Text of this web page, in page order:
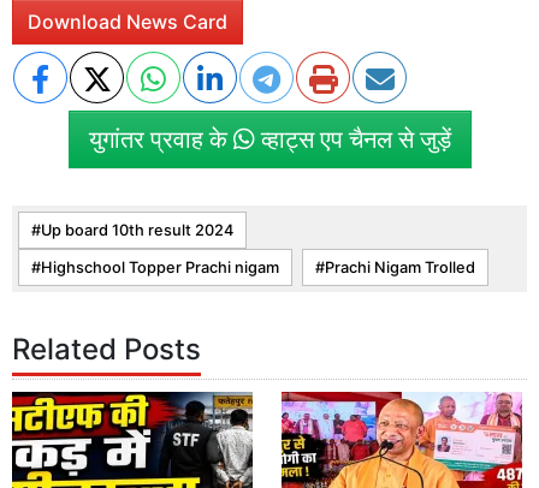
Download News Card
युगांतर प्रवाह के व्हाट्स एप चैनल से जुड़ें
Up board 10th result 2024
Highschool Topper Prachi nigam Prachi Nigam Trolled
Related Posts